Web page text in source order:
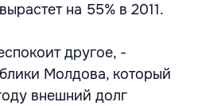
на 55% в 2011.
другое, -
Молдова, который
внешний долг